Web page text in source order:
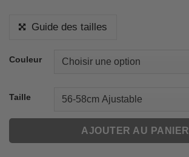
Guide des tailles
Couleur
Taille
AJOUTER AU PANIER